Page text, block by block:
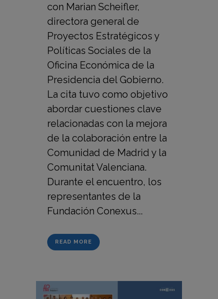
con Marian Scheifler,
directora general de
Proyectos Estratégicos y
Políticas Sociales de la
Oficina Económica de la
Presidencia del Gobierno.
La cita tuvo como objetivo
abordar cuestiones clave
relacionadas con la mejora
de la colaboración entre la
Comunidad de Madrid y la
Comunitat Valenciana.
Durante el encuentro, los
representantes de la
Fundación Conexus...
READ MORE